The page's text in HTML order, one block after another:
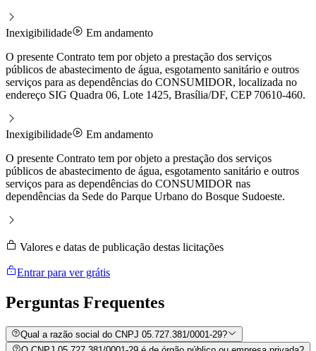
Inexigibilidade
Em andamento
O presente Contrato tem por objeto a prestação dos serviços
públicos de abastecimento de água, esgotamento sanitário e outros
serviços para as dependências do CONSUMIDOR, localizada no
endereço SIG Quadra 06, Lote 1425, Brasília/DF, CEP 70610-460.
Inexigibilidade
Em andamento
O presente Contrato tem por objeto a prestação dos serviços
públicos de abastecimento de água, esgotamento sanitário e outros
serviços para as dependências do CONSUMIDOR nas
dependências da Sede do Parque Urbano do Bosque Sudoeste.
Valores e datas de publicação destas licitações
Entrar para ver grátis
Perguntas Frequentes
Qual a razão social do CNPJ 05.727.381/0001-29?